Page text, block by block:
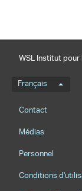
WSL Institut pour
Menu de
Français
Contact
Médias
Personnel
Conditions